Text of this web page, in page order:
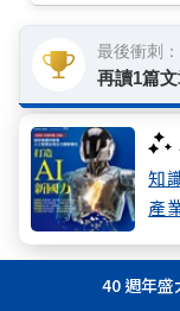
知
產
退休準備 退
超高齡 孤獨
40 週年盛
最後衝刺
再讀1篇